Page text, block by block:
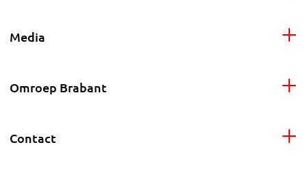
Media
Omroep Brabant
Contact